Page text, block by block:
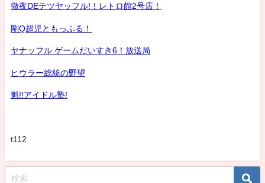
徹夜DEテツヤッフル!！レトロ館2号店！
剛Q超児ともっふる！
ヤナッフル ゲームだいすき6！放送局
ヒウラー総統の野望
魁!!アイドル塾!
t112